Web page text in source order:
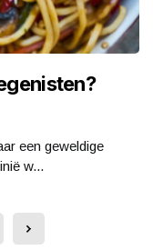
een geweldige
w...